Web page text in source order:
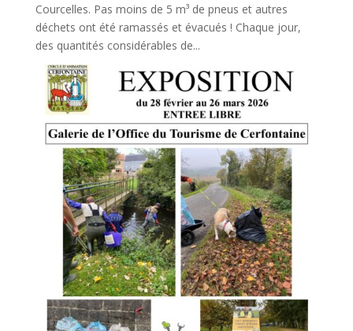
Courcelles. Pas moins de 5 m³ de pneus et autres
déchets ont été ramassés et évacués ! Chaque jour,
des quantités considérables de...